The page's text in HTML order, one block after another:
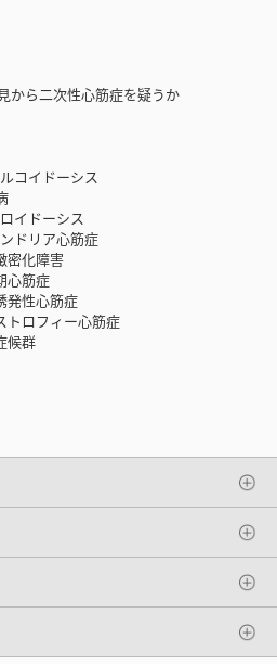
から二次性心筋症を疑うか
コイドーシス
イドーシス
ドリア心筋症
密化障害
心筋症
発性心筋症
トロフィー心筋症
候群